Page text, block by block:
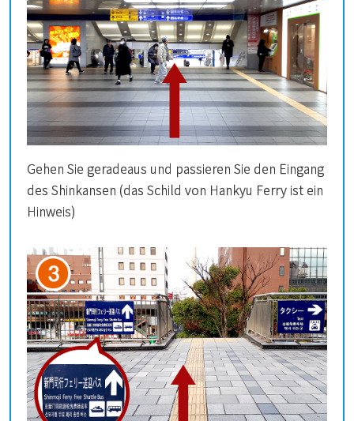
Gehen Sie geradeaus und passieren Sie den Eingang
des Shinkansen (das Schild von Hankyu Ferry ist ein
Hinweis)